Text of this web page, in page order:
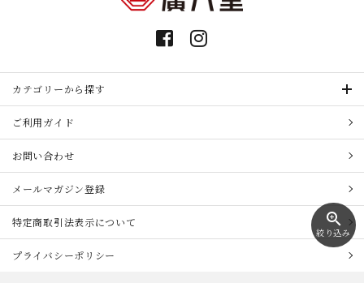
zoom_in
絞り込み
カテゴリーから探す
ご利用ガイド
お問い合わせ
メールマガジン登録
特定商取引法表示について
プライバシーポリシー